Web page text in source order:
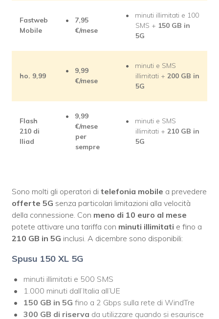
Fastweb
Mobile
7,95
€/mese
minuti illimitati e 100
SMS + 150 GB in
5G
ho. 9,99
9,99
€/mese
minuti e SMS
illimitati + 200 GB in
5G
Flash
210 di
Iliad
9,99
€/mese
per
sempre
minuti e SMS
illimitati + 210 GB in
5G
Sono molti gli operatori di telefonia mobile a prevedere
offerte 5G senza particolari limitazioni alla velocità
della connessione. Con meno di 10 euro al mese
potete attivare una tariffa con minuti illimitati e fino a
210 GB in 5G inclusi. A dicembre sono disponibili:
Spusu 150 XL 5G
minuti illimitati e 500 SMS
1.000 minuti dall’Italia all’UE
150 GB in 5G fino a 2 Gbps sulla rete di WindTre
300 GB di riserva da utilizzare quando si esaurisce